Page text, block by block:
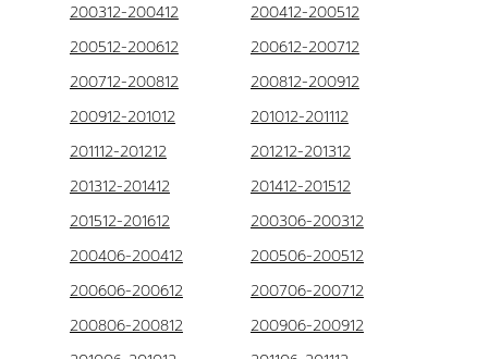
200312-200412
200412-200512
200512-200612
200612-200712
200712-200812
200812-200912
200912-201012
201012-201112
201112-201212
201212-201312
201312-201412
201412-201512
201512-201612
200306-200312
200406-200412
200506-200512
200606-200612
200706-200712
200806-200812
200906-200912